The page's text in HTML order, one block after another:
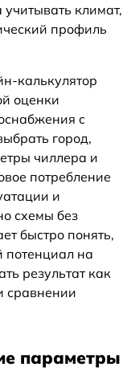
климат,
профиль
калькулятор
оценки
с
город,
чиллера и
потребление
и
схемы без
быстро понять,
потенциал на
результат как
сравнении
параметры